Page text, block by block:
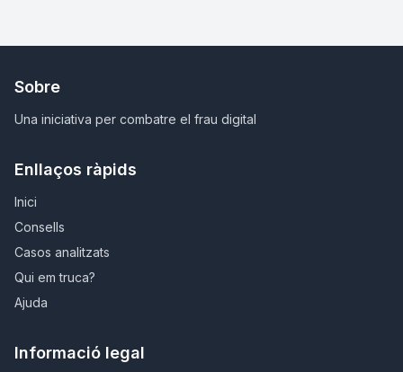
Sobre
Una iniciativa per combatre el frau digital
Enllaços ràpids
Inici
Consells
Casos analitzats
Qui em truca?
Ajuda
Informació legal